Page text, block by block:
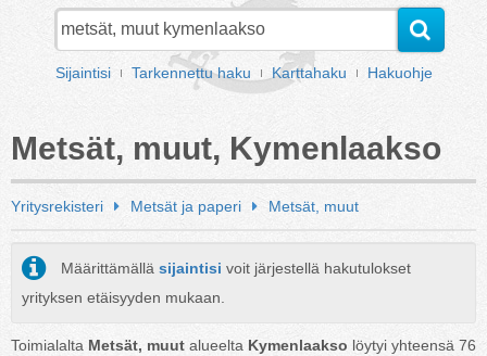
Sijaintisi Tarkennettu haku Karttahaku Hakuohje
Metsät, muut, Kymenlaakso
Yritysrekisteri Metsät ja paperi Metsät, muut
Määrittämällä sijaintisi voit järjestellä hakutulokset
yrityksen etäisyyden mukaan.
Toimialalta Metsät, muut alueelta Kymenlaakso löytyi yhteensä 76